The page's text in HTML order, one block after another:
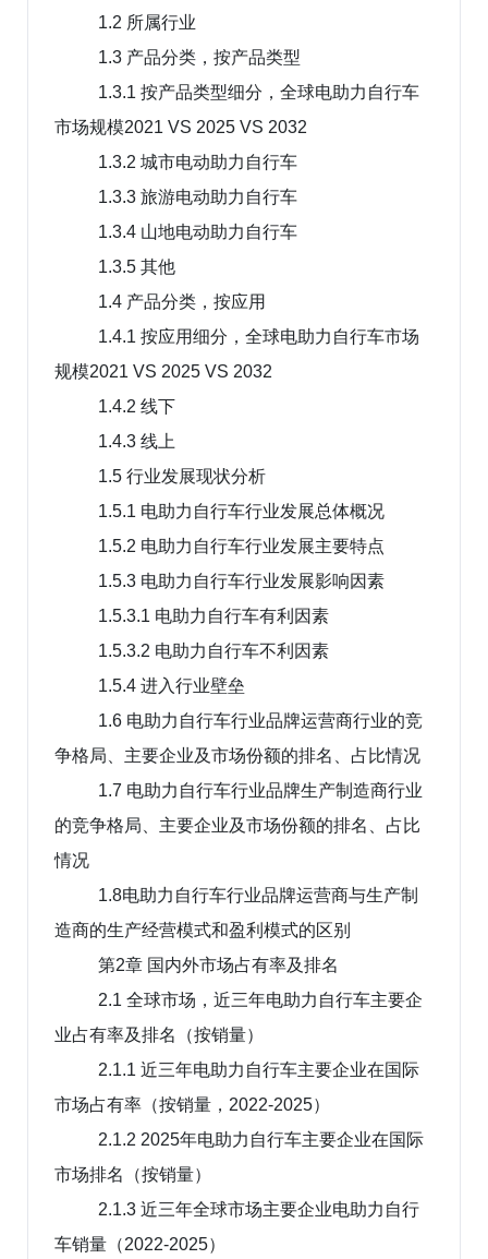
1.2 所属行业
1.3 产品分类，按产品类型
1.3.1 按产品类型细分，全球电助力自行车
市场规模2021 VS 2025 VS 2032
1.3.2 城市电动助力自行车
1.3.3 旅游电动助力自行车
1.3.4 山地电动助力自行车
1.3.5 其他
1.4 产品分类，按应用
1.4.1 按应用细分，全球电助力自行车市场
规模2021 VS 2025 VS 2032
1.4.2 线下
1.4.3 线上
1.5 行业发展现状分析
1.5.1 电助力自行车行业发展总体概况
1.5.2 电助力自行车行业发展主要特点
1.5.3 电助力自行车行业发展影响因素
1.5.3.1 电助力自行车有利因素
1.5.3.2 电助力自行车不利因素
1.5.4 进入行业壁垒
1.6 电助力自行车行业品牌运营商行业的竞
争格局、主要企业及市场份额的排名、占比情况
1.7 电助力自行车行业品牌生产制造商行业
的竞争格局、主要企业及市场份额的排名、占比
情况
1.8电助力自行车行业品牌运营商与生产制
造商的生产经营模式和盈利模式的区别
第2章 国内外市场占有率及排名
2.1 全球市场，近三年电助力自行车主要企
业占有率及排名（按销量）
2.1.1 近三年电助力自行车主要企业在国际
市场占有率（按销量，2022-2025）
2.1.2 2025年电助力自行车主要企业在国际
市场排名（按销量）
2.1.3 近三年全球市场主要企业电助力自行
车销量（2022-2025）